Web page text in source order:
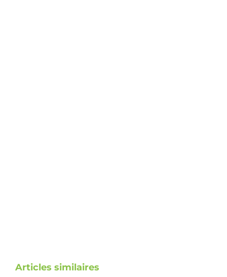
Articles similaires